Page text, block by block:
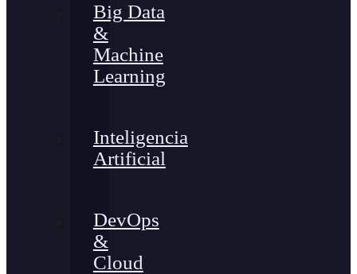
Big Data
&
Machine
Learning
Inteligencia
Artificial
DevOps
&
Cloud